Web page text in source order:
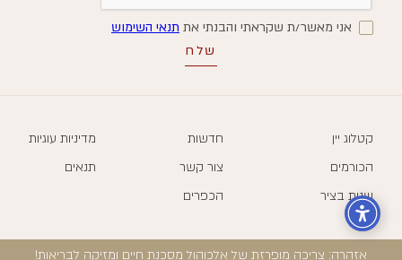
אני מאשר/ת שקראתי והבנתי את תנאי השימוש
קטלוג יין
הכורמים
שנות בציר
חדשות
צור קשר
הכפרים
מדיניות עוגיות
תנאים
אזהרה: צריכה מופרזת של אלכוהול מסכנת חיים ומזיקה לבריאות!